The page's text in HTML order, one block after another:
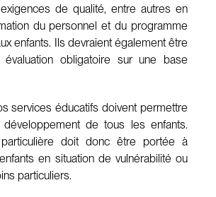
de qualité, entre autres en
du personnel et du programme
enfants. Ils devraient également être
obligatoire sur une base
services éducatifs doivent permettre
de tous les enfants.
doit donc être portée à
en situation de vulnérabilité ou
particuliers.